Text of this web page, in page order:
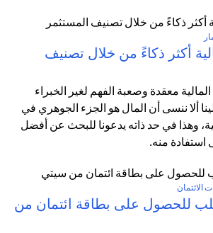
أكثر ذكاءً من خلال تصنيف
معقدة وصعبة الفهم لغير الخبراء
ألا ننسى أن المال هو الجزء الجوهري في
وهذا في حد ذاته يدعونا للبحث عن أفضل
منه.
الائتمان
للحصول على بطاقة ائتمان من